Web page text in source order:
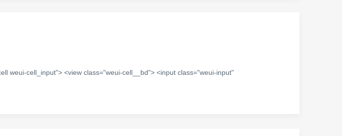
weui-cell_input"> <view class="weui-cell__bd"> <input class="weui-input"